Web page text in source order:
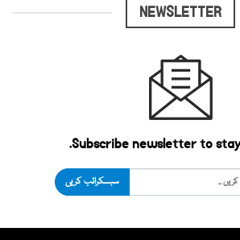
NEWSLETTER
Subscribe newsletter to
سبسکرائب کریں